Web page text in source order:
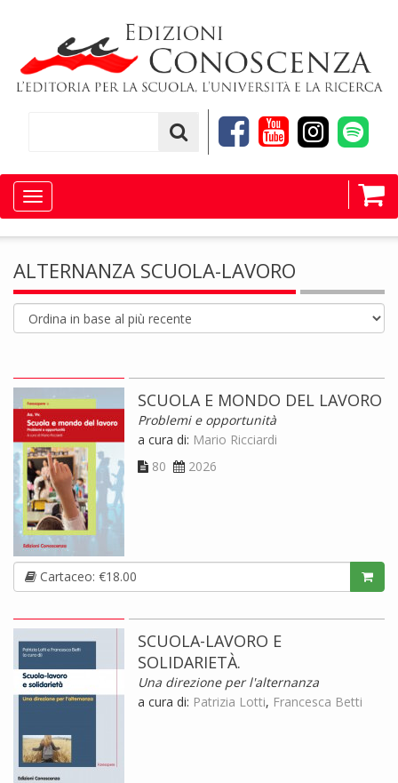
Toggle
navigation
ALTERNANZA SCUOLA-LAVORO
SCUOLA E MONDO DEL LAVORO
Problemi e opportunità
a cura di: Mario Ricciardi
80
2026
Cartaceo: €18.00
SCUOLA-LAVORO E
SOLIDARIETÀ.
Una direzione per l'alternanza
a cura di: Patrizia Lotti, Francesca Betti